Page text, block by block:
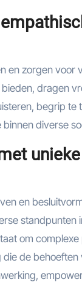
zorgen voor
dragen
begrip
diverse
en
om
de